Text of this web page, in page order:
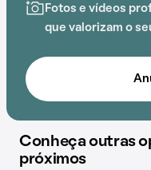
Fotos e vídeos
que valorizam o
Conheça outras
próximos